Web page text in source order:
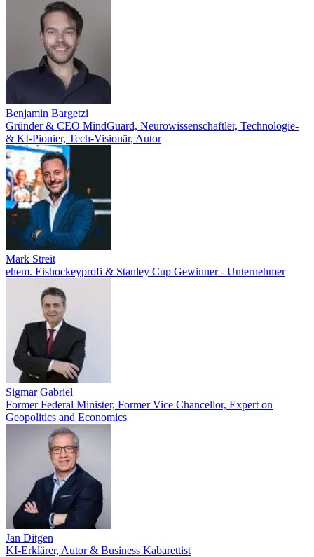
Benjamin Bargetzi
Gründer & CEO MindGuard, Neurowissenschaftler, Technologie-
& KI-Pionier, Tech-Visionär, Autor
Mark Streit
ehem. Eishockeyprofi & Stanley Cup Gewinner - Unternehmer
Sigmar Gabriel
Former Federal Minister, Former Vice Chancellor, Expert on
Geopolitics and Economics
Jan Ditgen
KI-Erklärer, Autor & Business Kabarettist